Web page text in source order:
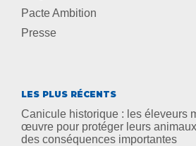
Pacte Ambition
Presse
LES PLUS RÉCENTS
Canicule historique : les éleveurs
œuvre pour protéger leurs
des conséquences importantes